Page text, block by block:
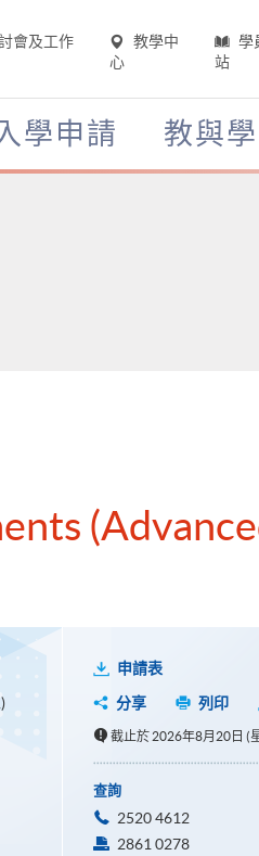
會及工作
教學中
心
學
站
學申請 教與學
申請表
分享
列印
截止於 2026年8月20日 (
查詢
2520 4612
2861 0278